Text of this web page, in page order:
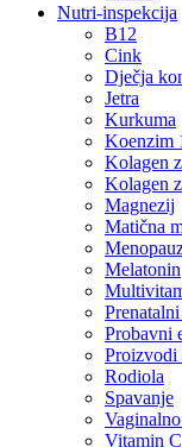
Nutri-inspekcija
B12
Cink
Dječja
Jetra
Kurkuma
Koenzim
Kolagen
Kolagen
Magnezij
Matična
Melatonin
Probavni
Proizvodi
Rodiola
Spavanje
Vitamin C